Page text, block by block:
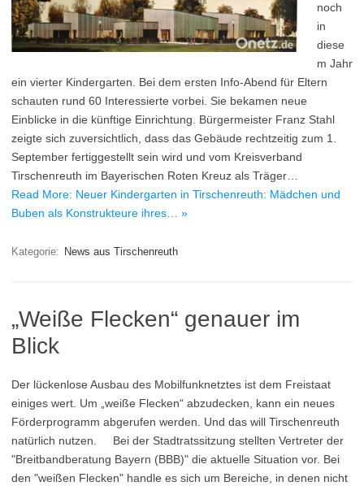
noch
in
diese
m Jahr
ein vierter Kindergarten. Bei dem ersten Info-Abend für Eltern
schauten rund 60 Interessierte vorbei. Sie bekamen neue
Einblicke in die künftige Einrichtung. Bürgermeister Franz Stahl
zeigte sich zuversichtlich, dass das Gebäude rechtzeitig zum 1.
September fertiggestellt sein wird und vom Kreisverband
Tirschenreuth im Bayerischen Roten Kreuz als Träger…
Read More: Neuer Kindergarten in Tirschenreuth: Mädchen und
Buben als Konstrukteure ihres… »
Kategorie: News aus Tirschenreuth
„Weiße Flecken“ genauer im
Blick
Der lückenlose Ausbau des Mobilfunknetztes ist dem Freistaat
einiges wert. Um „weiße Flecken“ abzudecken, kann ein neues
Förderprogramm abgerufen werden. Und das will Tirschenreuth
natürlich nutzen. Bei der Stadtratssitzung stellten Vertreter der
"Breitbandberatung Bayern (BBB)" die aktuelle Situation vor. Bei
den "weißen Flecken" handle es sich um Bereiche, in denen nicht